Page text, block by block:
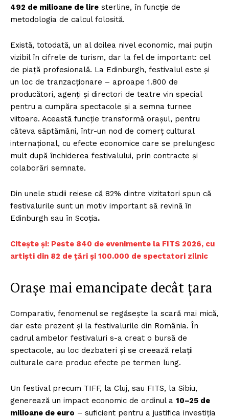
492 de milioane de lire sterline, în funcție de
metodologia de calcul folosită.
Există, totodată, un al doilea nivel economic, mai puțin
vizibil în cifrele de turism, dar la fel de important: cel
de piață profesională. La Edinburgh, festivalul este și
un loc de tranzacționare – aproape 1.800 de
producători, agenți și directori de teatre vin special
pentru a cumpăra spectacole și a semna turnee
viitoare. Această funcție transformă orașul, pentru
câteva săptămâni, într-un nod de comerț cultural
internațional, cu efecte economice care se prelungesc
mult după închiderea festivalului, prin contracte și
colaborări semnate.
Din unele studii reiese că 82% dintre vizitatori spun că
festivalurile sunt un motiv important să revină în
Edinburgh sau în Scoția.
Citește și: Peste 840 de evenimente la FITS 2026, cu
artişti din 82 de ţări şi 100.000 de spectatori zilnic
Orașe mai emancipate decât țara
Comparativ, fenomenul se regăsește la scară mai mică,
dar este prezent și la festivalurile din România. În
cadrul ambelor festivaluri s-a creat o bursă de
spectacole, au loc dezbateri și se creează relații
culturale care produc efecte pe termen lung.
Un festival precum TIFF, la Cluj, sau FITS, la Sibiu,
generează un impact economic de ordinul a 10–25 de
milioane de euro – suficient pentru a justifica investiția